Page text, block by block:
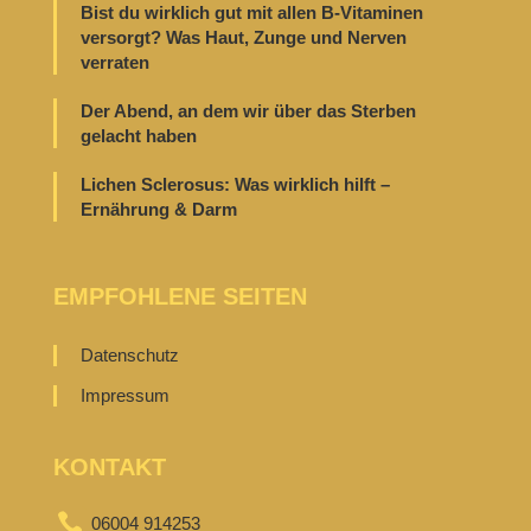
Bist du wirklich gut mit allen B-Vitaminen
versorgt? Was Haut, Zunge und Nerven
verraten
Der Abend, an dem wir über das Sterben
gelacht haben
Lichen Sclerosus: Was wirklich hilft –
Ernährung & Darm
EMPFOHLENE SEITEN
Datenschutz
Impressum
KONTAKT
 06004 914253